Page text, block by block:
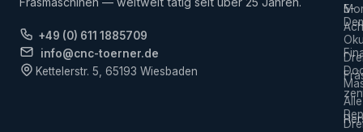
+49 (0) 611 1885709
info@cnc-toerner.de
Kettelerstr. 5, 65193 Wiesbaden
5-
Alle